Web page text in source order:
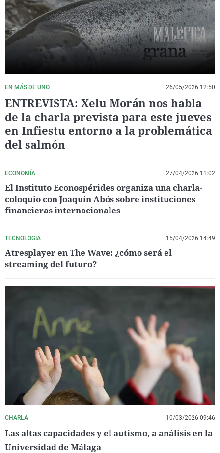
La rosa de los vientos
Gente viajera
Como el perro y el
Caso
Retornados
Equipo de
Operación Viuda
Extremadura
Galicia
La Rioja
Navarra
País Vasco
Virales
Televisión
Elecciones
EN MÁS DE UNO 26/05/2026 12:50
ENTREVISTA: Xelu Morán nos habla
de la charla prevista para este jueves
en Infiestu entorno a la problemática
del salmón
ECONOMÍA 27/04/2026 11:02
El Instituto Econospérides organiza una charla-
coloquio con Joaquín Abós sobre instituciones
financieras internacionales
TECNOLOGIA 15/04/2026 14:49
Atresplayer en The Wave: ¿cómo será el
streaming del futuro?
CHARLA 10/03/2026 09:46
Las altas capacidades y el autismo, a análisis en la
Universidad de Málaga